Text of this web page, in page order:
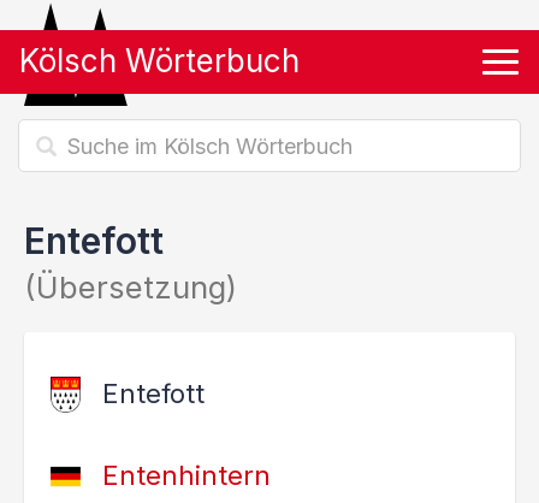
Kölsch Wörterbuch
Entefott
(Übersetzung)
Entefott
Entenhintern